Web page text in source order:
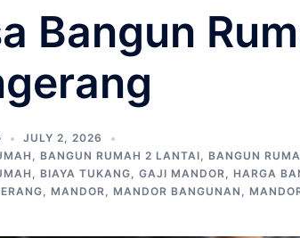
Bangun
JULY 2, 2026
, BANGUN RUMAH 2 LANTAI, BANGUN
, BIAYA TUKANG, GAJI MANDOR, HARGA
, MANDOR, MANDOR BANGUNAN ,